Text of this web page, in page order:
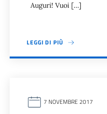
Auguri! Vuoi […]
LEGGI DI PIÙ
7 NOVEMBRE 2017